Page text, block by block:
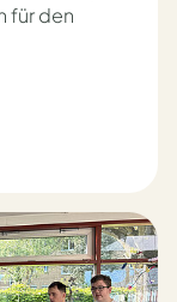
für den